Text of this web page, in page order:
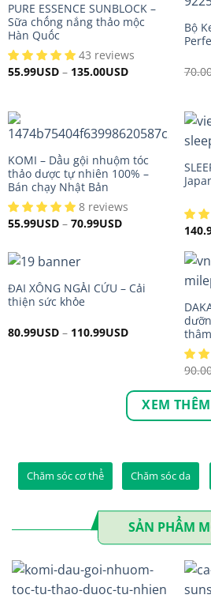
PURE ESSENCE SUNBLOCK –
Sữa chống nắng thảo mộc
Hàn Quốc
43 reviews
55.99USD– 135.00USD
Bộ
KOMI – Dầu gội nhuộm tóc
thảo dược tự nhiên 100% –
Bán chạy Nhật Bản
8 reviews
55.99USD– 70.99USD
ĐAI XÔNG NGẢI CỨU – Cải
thiện sức khỏe
80.99USD– 110.99USD
XEM THÊM
Chăm sóc cơ thể Chăm sóc da
SẢN PHẨM